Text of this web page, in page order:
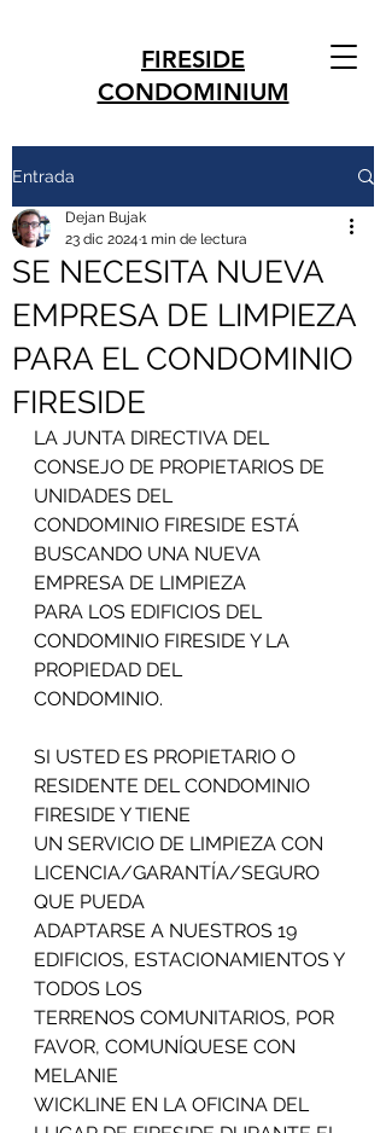
FIRESIDE
CONDOMINIUM
Entrada
SE NECESITA NUEVA
EMPRESA DE LIMPIEZA
PARA EL CONDOMINIO
FIRESIDE
Dejan Bujak
23 dic 2024 1 min de lectura
LA JUNTA DIRECTIVA DEL
CONSEJO DE PROPIETARIOS DE
UNIDADES DEL
CONDOMINIO FIRESIDE ESTÁ
BUSCANDO UNA NUEVA
EMPRESA DE LIMPIEZA
PARA LOS EDIFICIOS DEL
CONDOMINIO FIRESIDE Y LA
PROPIEDAD DEL
CONDOMINIO.
SI USTED ES PROPIETARIO O
RESIDENTE DEL CONDOMINIO
FIRESIDE Y TIENE
UN SERVICIO DE LIMPIEZA CON
LICENCIA/GARANTÍA/SEGURO
QUE PUEDA
ADAPTARSE A NUESTROS 19
EDIFICIOS, ESTACIONAMIENTOS Y
TODOS LOS
TERRENOS COMUNITARIOS, POR
FAVOR, COMUNÍQUESE CON
MELANIE
WICKLINE EN LA OFICINA DEL